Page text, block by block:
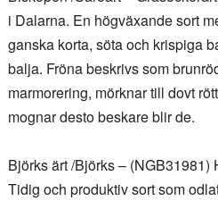
i Dalarna. En högväxande sort
ganska korta, söta och krispiga
balja. Fröna beskrivs som
marmorering, mörknar till dovt
mognar desto beskare blir de.
Björks ärt /Björks – (NGB31981)
Tidig och produktiv sort som